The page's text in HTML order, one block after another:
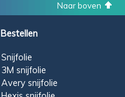
Naar boven
Bestellen
Snijfolie
3M snijfolie
Avery snijfolie